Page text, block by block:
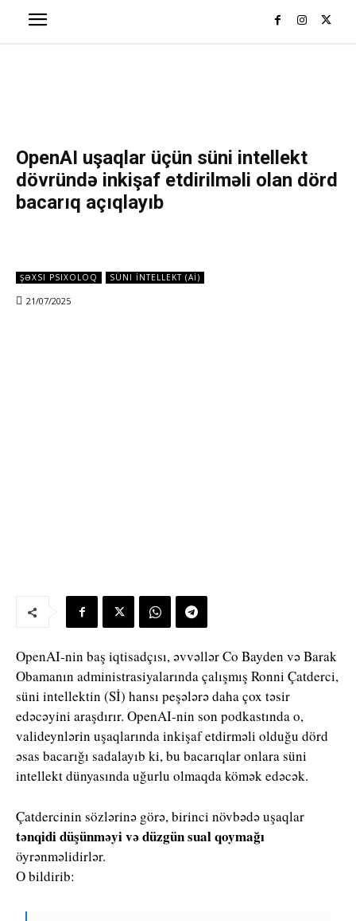
OpenAI uşaqlar üçün süni intellekt
dövründə inkişaf etdirilməli olan dörd
bacarıq açıqlayıb
ŞƏXSI PSIXOLOQ SÜNI İNTELLEKT (Aİ)
21/07/2025
OpenAI-nin baş iqtisadçısı, əvvəllər Co Bayden və Barak
Obamanın administrasiyalarında çalışmış Ronni Çatderci,
süni intellektin (Sİ) hansı peşələrə daha çox təsir
edəcəyini araşdırır. OpenAI-nin son podkastında o,
valideynlərin uşaqlarında inkişaf etdirməli olduğu dörd
əsas bacarığı sadalayıb ki, bu bacarıqlar onlara süni
intellekt dünyasında uğurlu olmaqda kömək edəcək.
Çatdercinin sözlərinə görə, birinci növbədə uşaqlar
tənqidi düşünməyi və düzgün sual qoymağı
öyrənməlidirlər.
O bildirib: